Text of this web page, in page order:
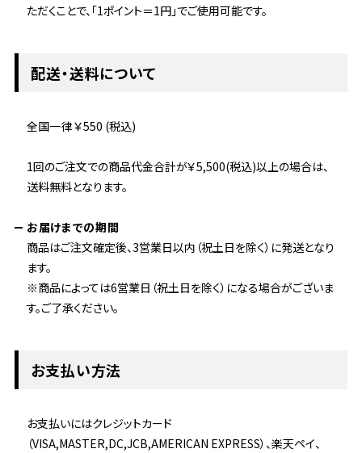
ただくことで、「1ポイント＝1円」でご使用可能です。
配送・送料について
全国一律 ￥550 (税込)
1回のご注文での商品代金合計が￥5,500(税込)以上の場合は、
送料無料となります。
お届けまでの期間
商品はご注文確定後、3営業日以内（祝土日を除く）に発送となり
ます。
※商品によっては6営業日（祝土日を除く）になる場合がございま
す。ご了承ください。
お支払い方法
お支払いにはクレジットカード
（VISA,MASTER,DC,JCB,AMERICAN EXPRESS）、楽天ペイ、